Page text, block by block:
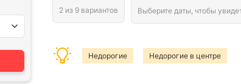
Недорогие Недорогие в центре